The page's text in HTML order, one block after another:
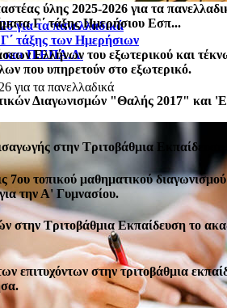
για τα πανελλαδικά
τάξης των Ημερήσιων
και Π.ΕΠΑ.Λ.
για τα πανελλαδικά
ύλης 2025-2026 για τα
Γ΄ τάξης Ημερήσιου Εσπ...
Ελλήνων του εξωτερικού και
που υπηρετούν στο εξωτερικό.
Διαγωνισμών "Θαλής 2017" και
στην Τριτοβάθμια Εκπαίδευση
7ου τοπικού μαθηματικού διαγωνισμού
την Α' Γυμνασίου.
στην Τριτοβάθμια Εκπαίδευση το
επιτυχόντων στην τριτοβάθμια